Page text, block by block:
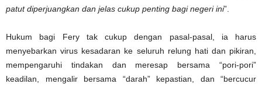
patut diperjuangkan dan jelas cukup penting bagi negeri ini”.
Hukum bagi Fery tak cukup dengan pasal-pasal, ia harus
menyebarkan virus kesadaran ke seluruh relung hati dan pikiran,
mempengaruhi tindakan dan meresap bersama “pori-pori”
keadilan, mengalir bersama “darah” kepastian, dan “bercucur